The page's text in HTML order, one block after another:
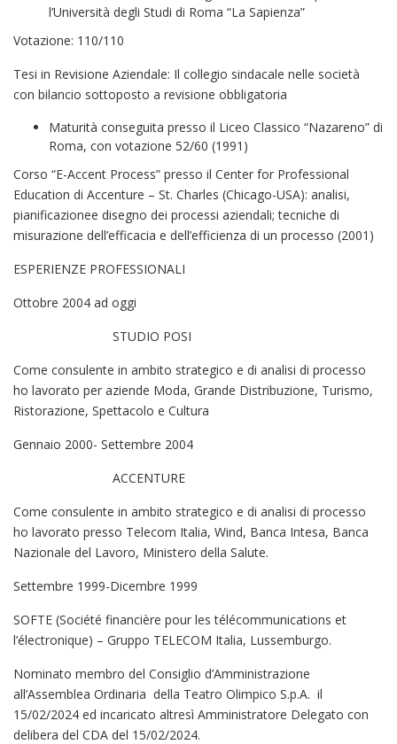
l’Università degli Studi di Roma “La Sapienza”
Votazione: 110/110
Tesi in Revisione Aziendale: Il collegio sindacale nelle società
con bilancio sottoposto a revisione obbligatoria
Maturità conseguita presso il Liceo Classico “Nazareno” di
Roma, con votazione 52/60 (1991)
Corso “E-Accent Process” presso il Center for Professional
Education di Accenture – St. Charles (Chicago-USA): analisi,
pianificazionee disegno dei processi aziendali; tecniche di
misurazione dell’efficacia e dell’efficienza di un processo (2001)
ESPERIENZE PROFESSIONALI
Ottobre 2004 ad oggi
STUDIO POSI
Come consulente in ambito strategico e di analisi di processo
ho lavorato per aziende Moda, Grande Distribuzione, Turismo,
Ristorazione, Spettacolo e Cultura
Gennaio 2000- Settembre 2004
ACCENTURE
Come consulente in ambito strategico e di analisi di processo
ho lavorato presso Telecom Italia, Wind, Banca Intesa, Banca
Nazionale del Lavoro, Ministero della Salute.
Settembre 1999-Dicembre 1999
SOFTE (Société financière pour les télécommunications et
l’électronique) – Gruppo TELECOM Italia, Lussemburgo.
Nominato membro del Consiglio d’Amministrazione
all’Assemblea Ordinaria della Teatro Olimpico S.p.A. il
15/02/2024 ed incaricato altresì Amministratore Delegato con
delibera del CDA del 15/02/2024.